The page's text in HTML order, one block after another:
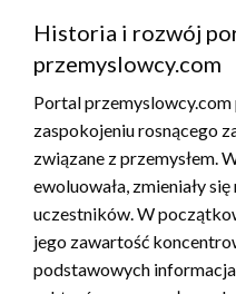
Historia i rozwój
przemyslowcy.com
Portal przemyslowcy.com
zaspokojeniu rosnącego
związane z przemysłem.
ewoluowała, zmieniały
uczestników. W
jego zawartość
podstawowych